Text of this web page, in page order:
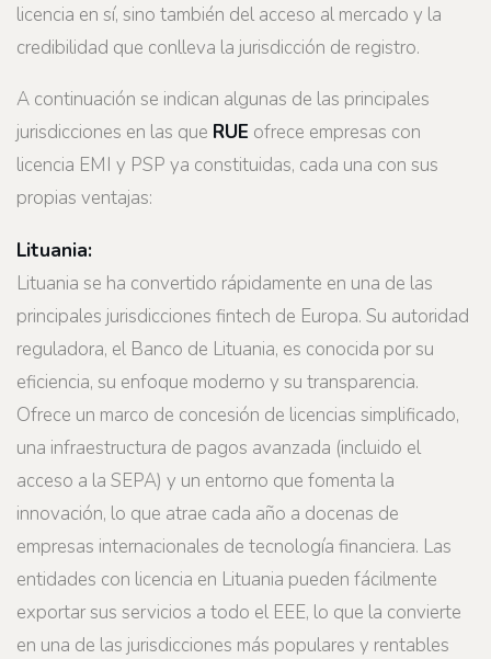
licencia en sí, sino también del acceso al mercado y la
credibilidad que conlleva la jurisdicción de registro.
A continuación se indican algunas de las principales
jurisdicciones en las que RUE ofrece empresas con
licencia EMI y PSP ya constituidas, cada una con sus
propias ventajas:
Lituania:
Lituania se ha convertido rápidamente en una de las
principales jurisdicciones fintech de Europa. Su autoridad
reguladora, el Banco de Lituania, es conocida por su
eficiencia, su enfoque moderno y su transparencia.
Ofrece un marco de concesión de licencias simplificado,
una infraestructura de pagos avanzada (incluido el
acceso a la SEPA) y un entorno que fomenta la
innovación, lo que atrae cada año a docenas de
empresas internacionales de tecnología financiera. Las
entidades con licencia en Lituania pueden fácilmente
exportar sus servicios a todo el EEE, lo que la convierte
en una de las jurisdicciones más populares y rentables